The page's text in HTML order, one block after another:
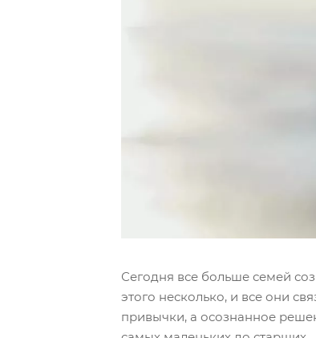
Сегодня все больше семей
этого несколько, и все они
привычки, а осознанное